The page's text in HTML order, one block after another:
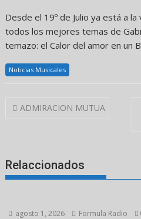
Desde el 19º de Julio ya está a
todos los mejores temas de
temazo: el Calor del amor en un
Noticias Musicales
Navegación
ADMIRACION MUTUA
Relaccionados
agosto 1, 2026 Formula Radio